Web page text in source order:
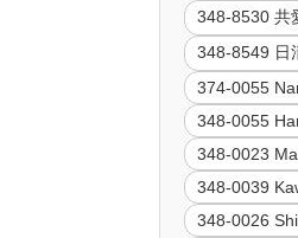
348-8530 共
348-8549
374-0055
348-0055
348-0023
348-0039
348-0026